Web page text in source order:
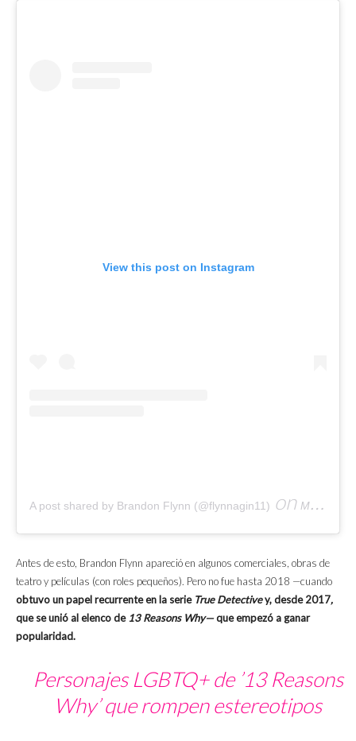
View this post on Instagram
A post shared by Brandon Flynn (@flynnagin11) on Mar 16, 2020 at 10:01am PDT
Antes de esto, Brandon Flynn apareció en algunos comerciales, obras de
teatro y películas (con roles pequeños). Pero no fue hasta 2018 —cuando
obtuvo un papel recurrente en la serie True Detectivey, desde 2017,
que se unió al elenco de13 Reasons Why—que empezó a ganar
popularidad.
Personajes LGBTQ+ de ’13 Reasons
Why’ que rompen estereotipos